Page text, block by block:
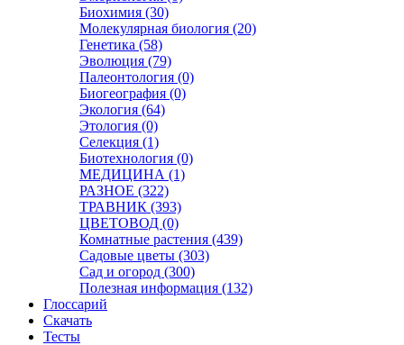
Биохимия (30)
Молекулярная биология (20)
Генетика (58)
Эволюция (79)
Палеонтология (0)
Биогеография (0)
Экология (64)
Этология (0)
Селекция (1)
Биотехнология (0)
МЕДИЦИНА (1)
РАЗНОЕ (322)
ТРАВНИК (393)
ЦВЕТОВОД (0)
Комнатные растения (439)
Садовые цветы (303)
Сад и огород (300)
Полезная информация (132)
Глоссарий
Скачать
Тесты